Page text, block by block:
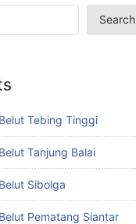
Search
Tebing Tinggi
Tanjung Balai
Sibolga
Pematang Siantar